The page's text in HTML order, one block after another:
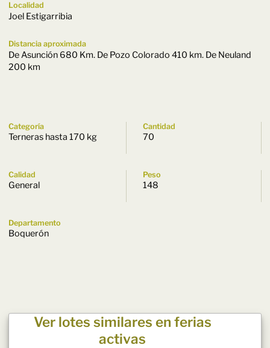
Localidad
Joel Estigarribia
Distancia aproximada
De Asunción 680 Km. De Pozo Colorado 410 km. De Neuland
200 km
Categoría
Terneras hasta 170 kg
Cantidad
70
Calidad
General
Peso
148
Departamento
Boquerón
Ver lotes similares en ferias
activas